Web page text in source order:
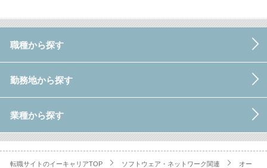
職種から探す
勤務地から探す
業種から探す
転職サイトのイーキャリアTOP ソフトウェア・ネットワーク関連
オー